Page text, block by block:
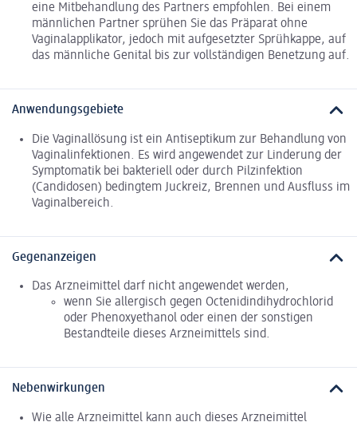
eine Mitbehandlung des Partners empfohlen. Bei einem
männlichen Partner sprühen Sie das Präparat ohne
Vaginalapplikator, jedoch mit aufgesetzter Sprühkappe, auf
das männliche Genital bis zur vollständigen Benetzung auf.
Anwendungsgebiete
Die Vaginallösung ist ein Antiseptikum zur Behandlung von
Vaginalinfektionen. Es wird angewendet zur Linderung der
Symptomatik bei bakteriell oder durch Pilzinfektion
(Candidosen) bedingtem Juckreiz, Brennen und Ausfluss im
Vaginalbereich.
Gegenanzeigen
Das Arzneimittel darf nicht angewendet werden,
wenn Sie allergisch gegen Octenidindihydrochlorid
oder Phenoxyethanol oder einen der sonstigen
Bestandteile dieses Arzneimittels sind.
Nebenwirkungen
Wie alle Arzneimittel kann auch dieses Arzneimittel